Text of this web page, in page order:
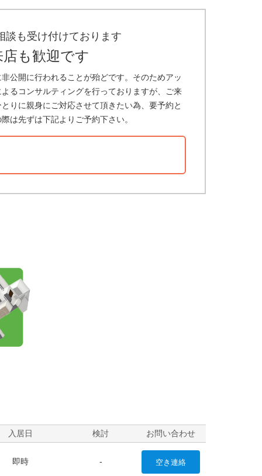
談も受け付けております
店も歓迎です
公開に行われることが殆どです。そのためアッ
るコンサルティングを行っておりますが、ご来
りに親身にご対応させて頂きたい為、要予約と
は先ずは下記よりご予約下さい。
入居日 検討 お問い合わせ
即時 - 空き 連絡